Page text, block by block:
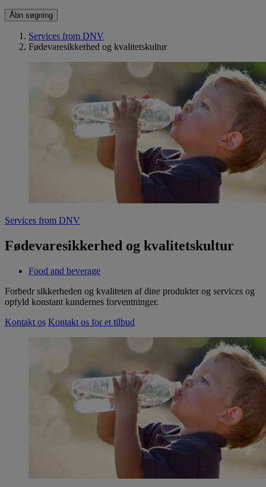
Åbn søgning
Services from DNV
Fødevaresikkerhed og kvalitetskultur
Services from DNV
Fødevaresikkerhed og kvalitetskultur
Food and beverage
Forbedr sikkerheden og kvaliteten af dine produkter og services og
opfyld konstant kundernes forventninger.
Kontakt os Kontakt os for et tilbud